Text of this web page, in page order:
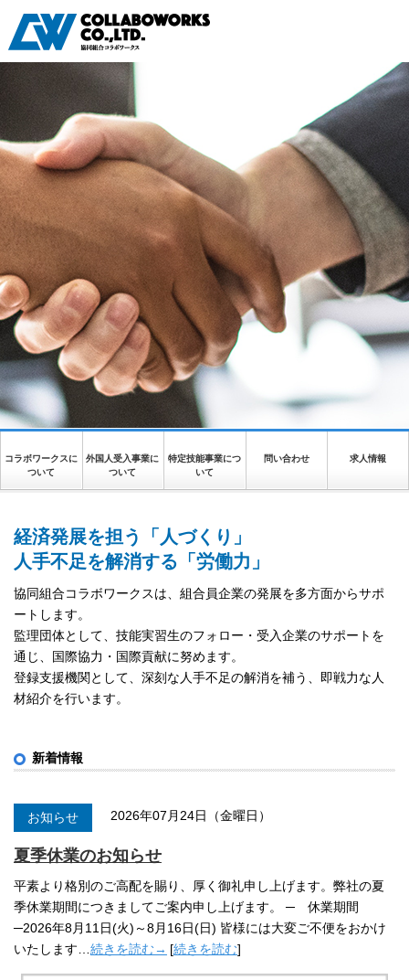
特定監理事業：許1910000371 登録支援機関登録：22登-006829
コラボワークスに
ついて
外国人受入事業に
ついて
特定技能事業につ
いて
問い合わせ 求人情報
経済発展を担う「人づくり」
人手不足を解消する「労働力」
協同組合コラボワークスは、組合員企業の発展を多方面からサポ
ートします。
監理団体として、技能実習生のフォロー・受入企業のサポートを
通じ、国際協力・国際貢献に努めます。
登録支援機関として、深刻な人手不足の解消を補う、即戦力な人
材紹介を行います。
新着情報
お知らせ 2026年07月24日（金曜日）
夏季休業のお知らせ
平素より格別のご高配を賜り、厚く御礼申し上げます。弊社の夏
季休業期間につきましてご案内申し上げます。 ─ 休業期間
─2026年8月11日(火)～8月16日(日) 皆様には大変ご不便をおかけ
いたします… 続きを読む→ [続きを読む]